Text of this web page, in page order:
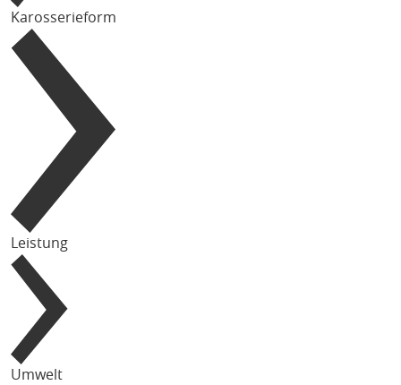
Karosserieform
Leistung
Umwelt